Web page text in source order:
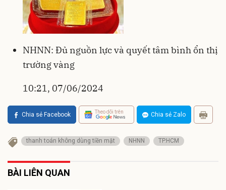
NHNN: Đủ nguồn lực và quyết tâm bình ổn thị
trường vàng
10:21, 07/06/2024
Chia sẻ Facebook Theo dõi trên Chia sẻ Zalo
thanh toán không dùng tiền mặt NHNN TP.HCM
BÀI LIÊN QUAN